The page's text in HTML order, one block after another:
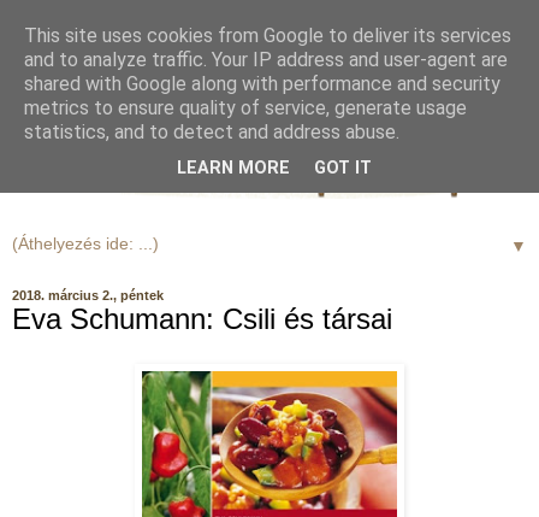
▼
2018. március 2., péntek
Eva Schumann: Csili és társai
This site uses cookies from Google to deliver its services
and to analyze traffic. Your IP address and user-agent are
shared with Google along with performance and security
metrics to ensure quality of service, generate usage
statistics, and to detect and address abuse.
LEARN MORE GOT IT